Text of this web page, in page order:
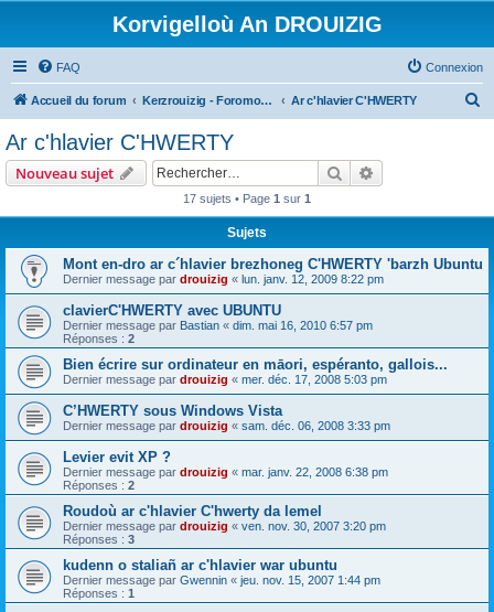
Korvigelloù An DROUIZIG
FAQ Connexion
Accueil du forum Kerzrouizig - Foromoù An Drouizig Ar c'hlavier C'HWERTY
Ar c'hlavier C'HWERTY
Nouveau sujet Rechercher
17 sujets • Page 1 sur 1
Sujets
Mont en-dro ar c´hlavier brezhoneg C'HWERTY 'barzh Ubuntu
Dernier message par drouizig « lun. janv. 12, 2009 8:22 pm
clavierC'HWERTY avec UBUNTU
Dernier message par Bastian « dim. mai 16, 2010 6:57 pm
Réponses : 2
Bien écrire sur ordinateur en māori, espéranto, gallois...
Dernier message par drouizig « mer. déc. 17, 2008 5:03 pm
C’HWERTY sous Windows Vista
Dernier message par drouizig « sam. déc. 06, 2008 3:33 pm
Levier evit XP ?
Dernier message par drouizig « mar. janv. 22, 2008 6:38 pm
Réponses : 2
Roudoù ar c'hlavier C'hwerty da lemel
Dernier message par drouizig « ven. nov. 30, 2007 3:20 pm
Réponses : 3
kudenn o staliañ ar c'hlavier war ubuntu
Dernier message par Gwennin « jeu. nov. 15, 2007 1:44 pm
Réponses : 1